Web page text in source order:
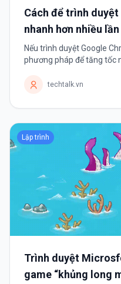
Cách để trình
nhanh hơn nhiều lần
Nếu trình duyệt Google
phương pháp để tăng tốc
được một thời...
techtalk.vn
Lập trình
Trình duyệt
game “khủng long